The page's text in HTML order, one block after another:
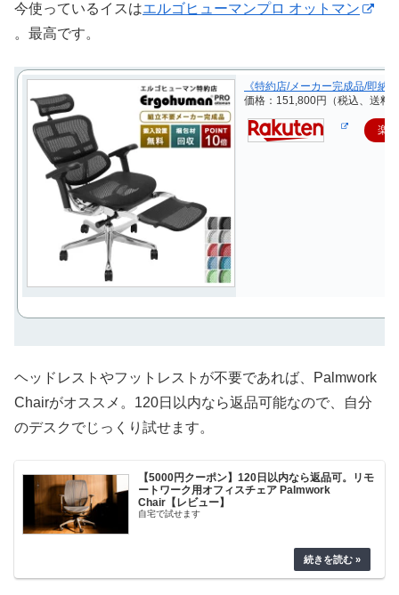
今使っているイスはエルゴヒューマンプロ オットマン
。最高です。
《特約店/メーカー完成品/即
価格：151,800円（税込、送料
楽
ヘッドレストやフットレストが不要であれば、Palmwork
Chairがオススメ。120日以内なら返品可能なので、自分
のデスクでじっくり試せます。
【5000円クーポン】120日以内なら返品可。リモ
ートワーク用オフィスチェア Palmwork
Chair【レビュー】
自宅で試せます